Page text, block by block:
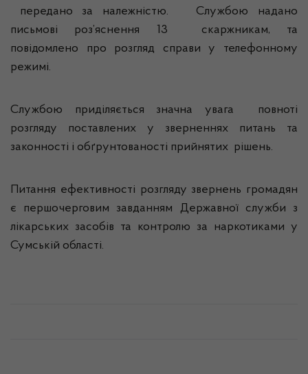
передано за належністю. Службою надано
письмові роз’яснення 13 скаржникам, та
повідомлено про розгляд справи у телефонному
режимі.
Службою приділяється значна увага повноті
розгляду поставлених у зверненнях питань та
законності і обґрунтованості прийнятих рішень.
Питання ефективності розгляду звернень громадян
є першочерговим завданням Державної служби з
лікарських засобів та контролю за наркотиками у
Сумській області.